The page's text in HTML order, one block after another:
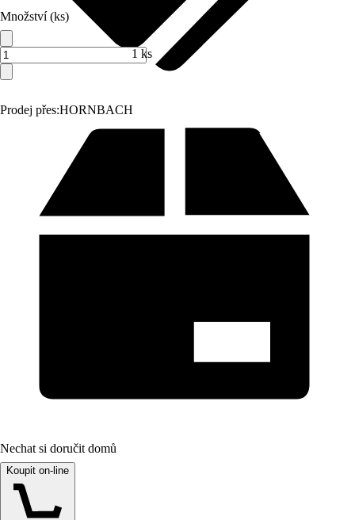
Prodej přes:HORNBACH
Množství (ks)
1 ks
Nechat si doručit domů
Koupit on-line